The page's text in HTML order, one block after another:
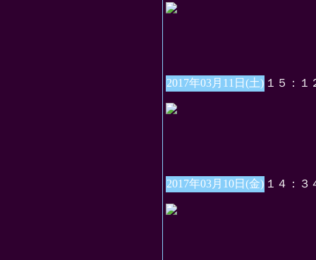
2017年03月11日(土) １５：１
2017年03月10日(金) １４：３